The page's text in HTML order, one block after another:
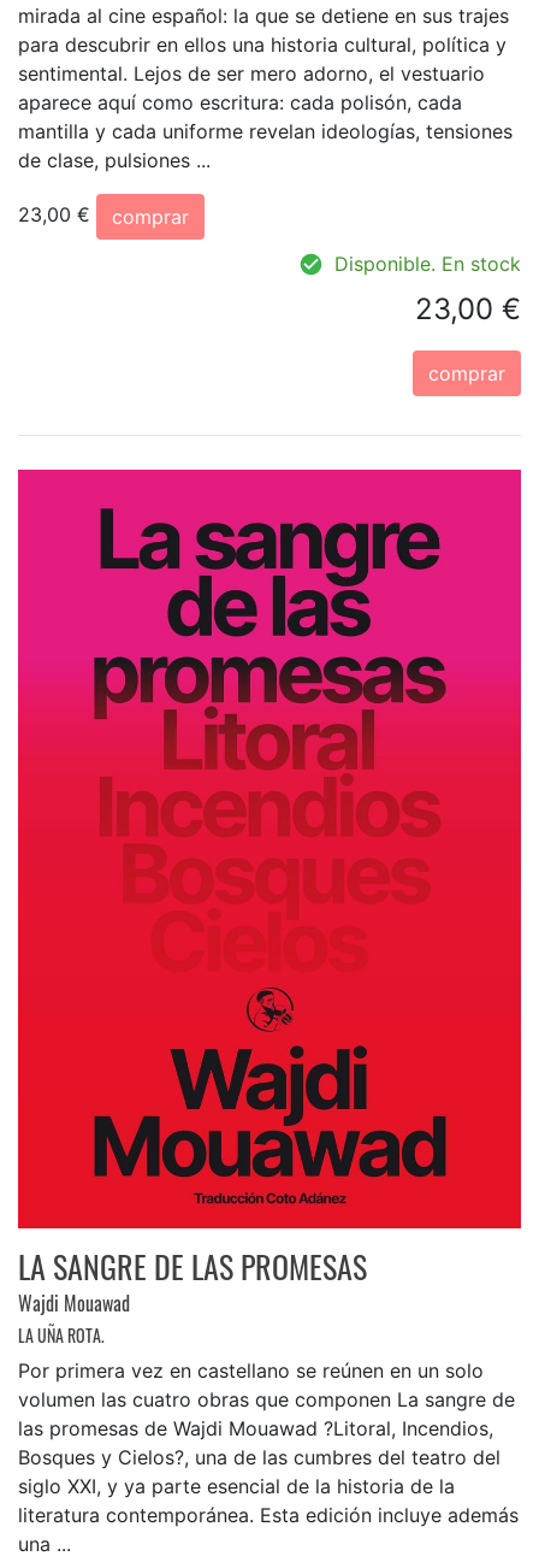
mirada al cine español: la que se detiene en sus trajes
para descubrir en ellos una historia cultural, política y
sentimental. Lejos de ser mero adorno, el vestuario
aparece aquí como escritura: cada polisón, cada
mantilla y cada uniforme revelan ideologías, tensiones
de clase, pulsiones ...
23,00 €
comprar
Disponible. En stock
23,00 €
comprar
LA SANGRE DE LAS PROMESAS
Wajdi Mouawad
LA UÑA ROTA.
Por primera vez en castellano se reúnen en un solo
volumen las cuatro obras que componen La sangre de
las promesas de Wajdi Mouawad ?Litoral, Incendios,
Bosques y Cielos?, una de las cumbres del teatro del
siglo XXI, y ya parte esencial de la historia de la
literatura contemporánea. Esta edición incluye además
una ...